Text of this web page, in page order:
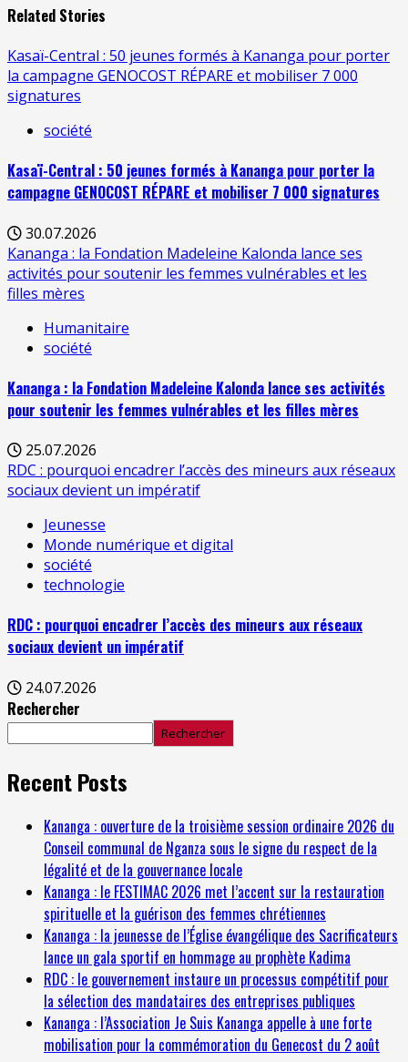
Related Stories
Kasaï-Central : 50 jeunes formés à Kananga pour porter
la campagne GENOCOST RÉPARE et mobiliser 7 000
signatures
société
Kasaï-Central : 50 jeunes formés à Kananga pour porter la
campagne GENOCOST RÉPARE et mobiliser 7 000 signatures
30.07.2026
Kananga : la Fondation Madeleine Kalonda lance ses
activités pour soutenir les femmes vulnérables et les
filles mères
Humanitaire
société
Kananga : la Fondation Madeleine Kalonda lance ses activités
pour soutenir les femmes vulnérables et les filles mères
25.07.2026
RDC : pourquoi encadrer l’accès des mineurs aux réseaux
sociaux devient un impératif
Jeunesse
Monde numérique et digital
société
technologie
RDC : pourquoi encadrer l’accès des mineurs aux réseaux
sociaux devient un impératif
24.07.2026
Rechercher
Rechercher
Recent Posts
Kananga : ouverture de la troisième session ordinaire 2026 du
Conseil communal de Nganza sous le signe du respect de la
légalité et de la gouvernance locale
Kananga : le FESTIMAC 2026 met l’accent sur la restauration
spirituelle et la guérison des femmes chrétiennes
Kananga : la jeunesse de l’Église évangélique des Sacrificateurs
lance un gala sportif en hommage au prophète Kadima
RDC : le gouvernement instaure un processus compétitif pour
la sélection des mandataires des entreprises publiques
Kananga : l’Association Je Suis Kananga appelle à une forte
mobilisation pour la commémoration du Genecost du 2 août